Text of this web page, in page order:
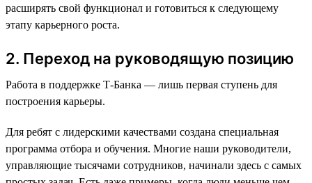
расширять свой функционал и готовиться к следующему
этапу карьерного роста.
2. Переход на руководящую позицию
Работа в поддержке Т-Банка — лишь первая ступень для
построения карьеры.
Для ребят с лидерскими качествами создана специальная
программа отбора и обучения. Многие наши руководители,
управляющие тысячами сотрудников, начинали здесь с самых